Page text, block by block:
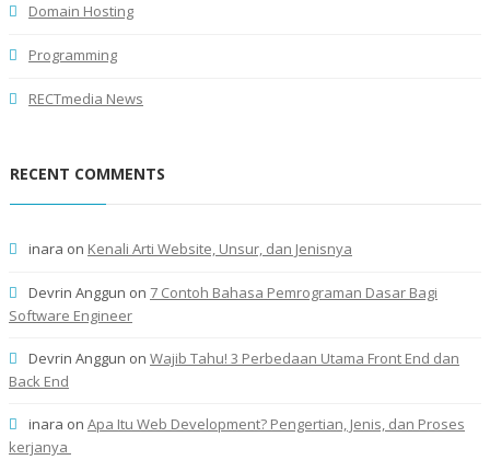
Domain Hosting
Programming
RECTmedia News
RECENT COMMENTS
inara on Kenali Arti Website, Unsur, dan Jenisnya
Devrin Anggun on 7 Contoh Bahasa Pemrograman Dasar Bagi
Software Engineer
Devrin Anggun on Wajib Tahu! 3 Perbedaan Utama Front End dan
Back End
inara on Apa Itu Web Development? Pengertian, Jenis, dan Proses
kerjanya